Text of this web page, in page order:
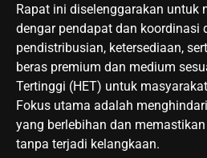
Rapat ini diselenggarakan untuk
dengar pendapat dan koordinasi
pendistribusian, ketersediaan,
beras premium dan medium
Tertinggi (HET) untuk
Fokus utama adalah
yang berlebihan dan
tanpa terjadi kelangkaan.